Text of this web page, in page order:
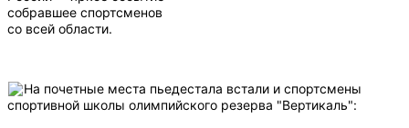
собравшее спортсменов
со всей области.
На почетные места пьедестала встали и спортсмены
спортивной школы олимпийского резерва "Вертикаль":